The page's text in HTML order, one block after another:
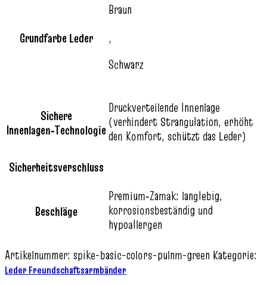
Grundfarbe Leder
Braun
,
Schwarz
Sichere
Innenlagen‑Technologie
Druckverteilende Innenlage
(verhindert Strangulation, erhöht
den Komfort, schützt das Leder)
Sicherheitsverschluss
Beschläge
Premium‑Zamak: langlebig,
korrosionsbeständig und
hypoallergen
Artikelnummer: spike-basic-colors-pulnm-green Kategorie:
Leder Freundschaftsarmbänder